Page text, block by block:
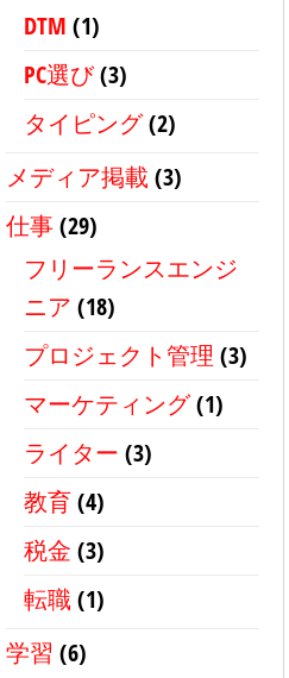
DTM (1)
PC選び(3)
タイピング(2)
メディア掲載 (3)
仕事(29)
フリーランスエンジ
ニア (18)
プロジェクト管理 (3)
マーケティング(1)
ライター (3)
教育(4)
税金 (3)
転職(1)
学習 (6)